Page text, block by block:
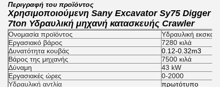
Περιγραφή του προϊόντος
Χρησιμοποιούμενη Sany Excavator Sy75 Digger
7ton Υδραυλική μηχανή κατασκευής Crawler
Ονομασία προϊόντος
Υδραυλική
Εργασιακό βάρος
7280 κιλά
Δυνατότητα κουβάς
0.12-0.32m3
Βάρος της μηχανής
7500 κιλά
Δύναμη
43 kW
Εργασιακές ώρες
0-2000
Υδραυλική αντλία
πρωτότυπο